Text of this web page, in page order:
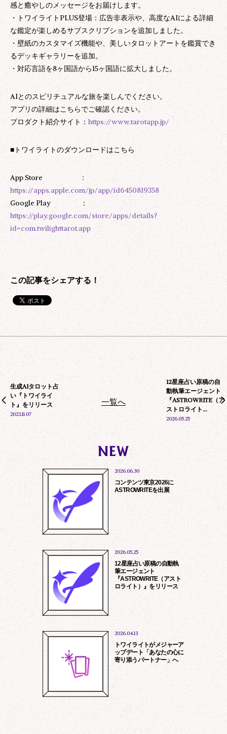
お問い合わせに対する回答、アフターサ
商品の発送、資料等の送付
※人材紹介会社の皆様へ
弊社は現在、紹介会社様を介した採用を
行っておりません。
営業のお電話等ご遠慮くださいますよ
う、お願い申し上げます。
toiawase@rockme.co.jp
感と癒やしのメッセージをお届けします。
・トワイライトPLUS登場：広告非表示や、高度なAIによる詳細
な鑑定が楽しめるサブスクリプションを追加しました。
・壁紙のカスタマイズ機能や、美しいタロットアートを鑑賞でき
るデッキギャラリーを追加。
・対応言語を8ヶ国語から15ヶ国語に拡大しました。
AIとのスピリチュアルな旅を楽しんでください。
アプリの詳細はこちらでご確認ください。
プロダクト紹介サイト： https://www.tarotapp.jp/
■トワイライトのダウンロードはこちら
App Store ：
https://apps.apple.com/jp/app/id6450819358
Google Play ：
https://play.google.com/store/apps/details?
id=com.twilighttarot.app
生成AIタロット占
い『トワイライ
ト』をリリース
2023.11.07
一覧へ
12星座占い原稿の自
動執筆エージェント
『ASTROWRITE（ア
ストロライト...
2026.05.25
2026.06.30
コンテンツ東京2026に
ASTROWRITEを出展
2026.05.25
12星座占い原稿の自動執
筆エージェント
『ASTROWRITE（アスト
ロライト）』をリリース
2026.04.13
トワイライトがメジャーア
ップデート「あなたの心に
寄り添うパートナー」へ